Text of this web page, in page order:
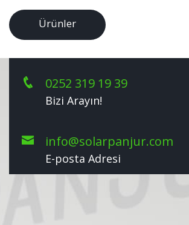
Ürünler
0252 319 19 39
Bizi Arayın!
info@solarpanjur.com
E-posta Adresi